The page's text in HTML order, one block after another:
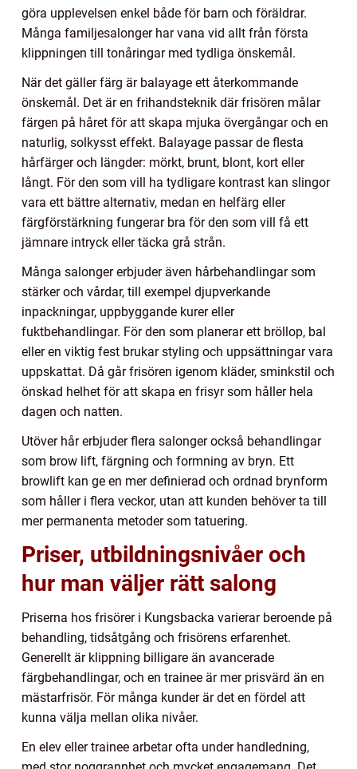
göra upplevelsen enkel både för barn och föräldrar.
Många familjesalonger har vana vid allt från första
klippningen till tonåringar med tydliga önskemål.
När det gäller färg är balayage ett återkommande
önskemål. Det är en frihandsteknik där frisören målar
färgen på håret för att skapa mjuka övergångar och en
naturlig, solkysst effekt. Balayage passar de flesta
hårfärger och längder: mörkt, brunt, blont, kort eller
långt. För den som vill ha tydligare kontrast kan slingor
vara ett bättre alternativ, medan en helfärg eller
färgförstärkning fungerar bra för den som vill få ett
jämnare intryck eller täcka grå strån.
Många salonger erbjuder även hårbehandlingar som
stärker och vårdar, till exempel djupverkande
inpackningar, uppbyggande kurer eller
fuktbehandlingar. För den som planerar ett bröllop, bal
eller en viktig fest brukar styling och uppsättningar vara
uppskattat. Då går frisören igenom kläder, sminkstil och
önskad helhet för att skapa en frisyr som håller hela
dagen och natten.
Utöver hår erbjuder flera salonger också behandlingar
som brow lift, färgning och formning av bryn. Ett
browlift kan ge en mer definierad och ordnad brynform
som håller i flera veckor, utan att kunden behöver ta till
mer permanenta metoder som tatuering.
Priser, utbildningsnivåer och
hur man väljer rätt salong
Priserna hos frisörer i Kungsbacka varierar beroende på
behandling, tidsåtgång och frisörens erfarenhet.
Generellt är klippning billigare än avancerade
färgbehandlingar, och en trainee är mer prisvärd än en
mästarfrisör. För många kunder är det en fördel att
kunna välja mellan olika nivåer.
En elev eller trainee arbetar ofta under handledning,